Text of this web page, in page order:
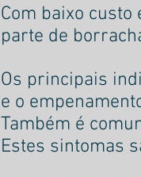
Com baixo
parte de
Os principais
e o
Também é
Estes sintomas